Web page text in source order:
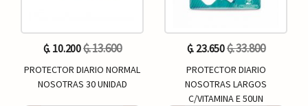
₲. 10.200₲. 13.600
PROTECTOR DIARIO NORMAL
NOSOTRAS 30 UNIDAD
₲. 23.650₲. 33.800
PROTECTOR DIARIO
NOSOTRAS LARGOS
C/VITAMINA E 50UN